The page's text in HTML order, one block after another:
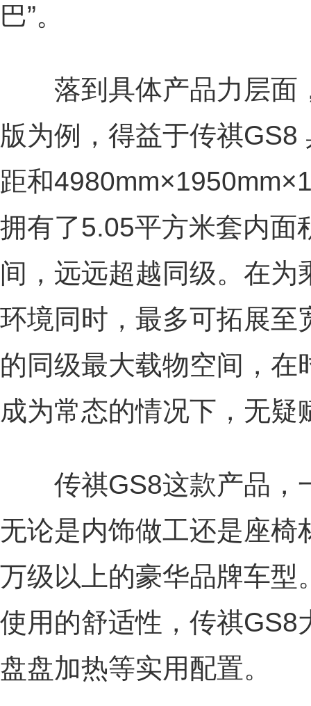
巴”。
落到具体产品力层面
版为例，得益于传祺
距和
拥有了5.05平方米套内面
间，远远超越同级。在
环境同时，最多可拓展至
的同级最大载物空间，
成为常态的情况下，无疑
传祺GS8这款产品，
无论是内饰做工还是座椅
万级以上的豪华品牌车型
使用的舒适性，传祺GS8
盘盘加热等实用配置。